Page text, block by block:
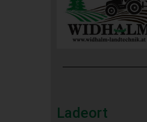
Ladeort